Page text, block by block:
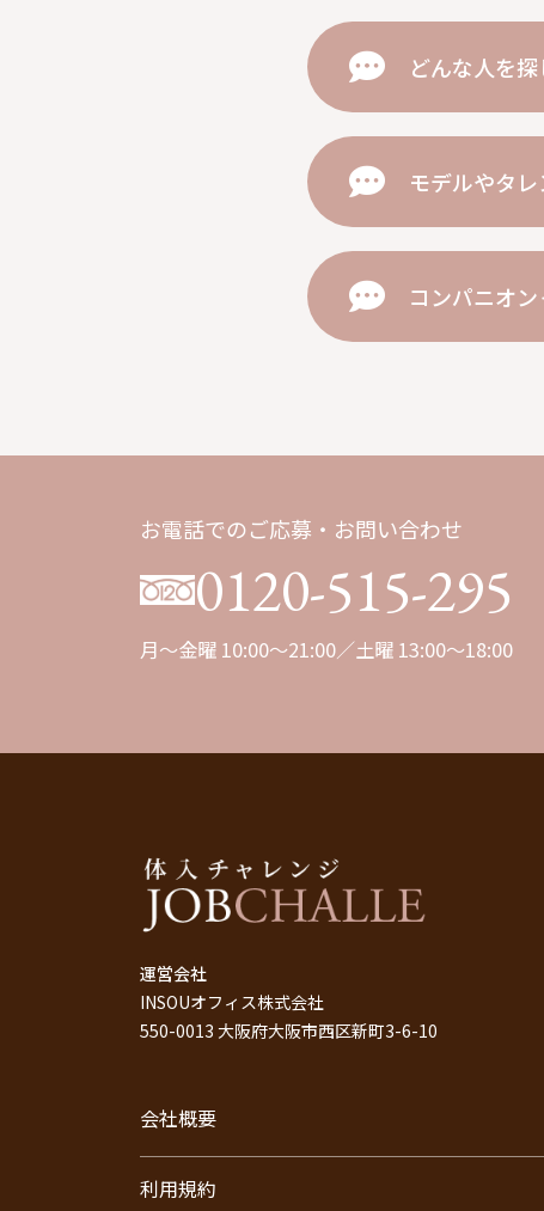
どんな人を探
モデルやタ
コンパニオ
お電話でのご応募・お問い合わせ
0120-515-295
月～金曜 10:00～21:00／土曜 13:00～18:00
運営会社
INSOUオフィス株式会社
550-0013 大阪府大阪市西区新町3-6-10
会社概要
利用規約